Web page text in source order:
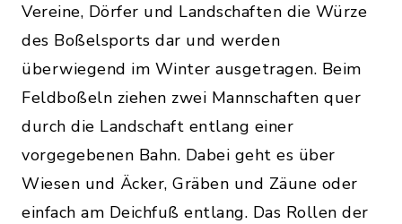
Vereine, Dörfer und Landschaften die Würze
des Boßelsports dar und werden
überwiegend im Winter ausgetragen. Beim
Feldboßeln ziehen zwei Mannschaften quer
durch die Landschaft entlang einer
vorgegebenen Bahn. Dabei geht es über
Wiesen und Äcker, Gräben und Zäune oder
einfach am Deichfuß entlang. Das Rollen der